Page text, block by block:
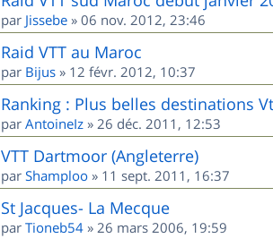
par Jissebe » 06 nov. 2012, 23:46
Raid VTT au Maroc
par Bijus » 12 févr. 2012, 10:37
Ranking : Plus belles destinations
par AntoineIz » 26 déc. 2011, 12:53
VTT Dartmoor (Angleterre)
par Shamploo » 11 sept. 2011, 16:37
St Jacques- La Mecque
par Tioneb54 » 26 mars 2006, 19:59